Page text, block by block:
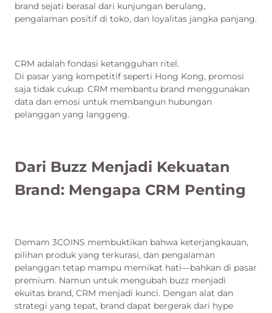
brand sejati berasal dari kunjungan berulang,
pengalaman positif di toko, dan loyalitas jangka panjang.
CRM adalah fondasi ketangguhan ritel.
Di pasar yang kompetitif seperti Hong Kong, promosi
saja tidak cukup. CRM membantu brand menggunakan
data dan emosi untuk membangun hubungan
pelanggan yang langgeng.
Dari Buzz Menjadi Kekuatan
Brand: Mengapa CRM Penting
Demam 3COINS membuktikan bahwa keterjangkauan,
pilihan produk yang terkurasi, dan pengalaman
pelanggan tetap mampu memikat hati—bahkan di pasar
premium. Namun untuk mengubah buzz menjadi
ekuitas brand, CRM menjadi kunci. Dengan alat dan
strategi yang tepat, brand dapat bergerak dari hype